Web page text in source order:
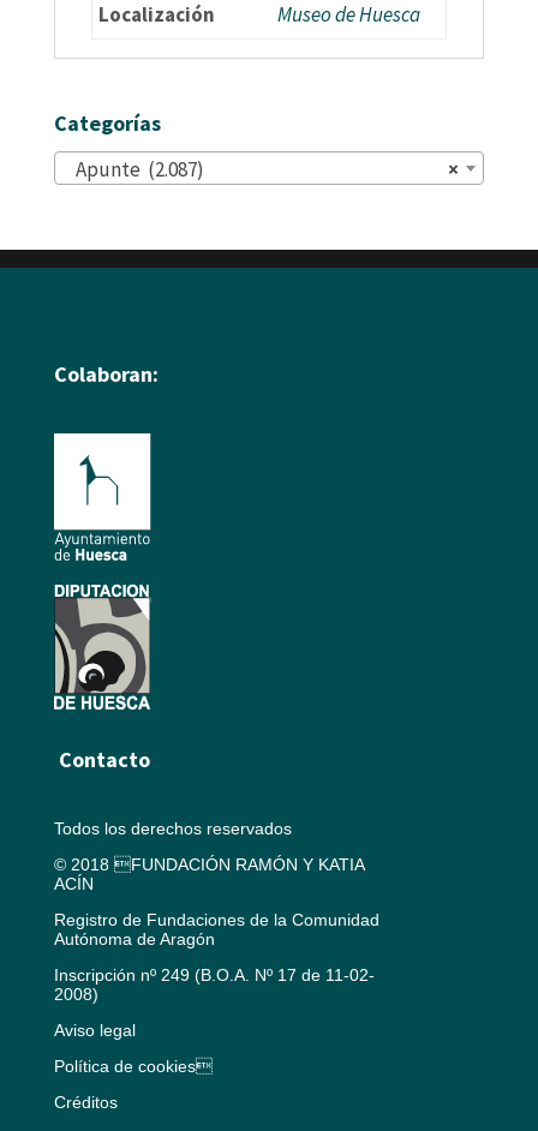
Localización
Museo de Huesca
Categorías
×
Apunte (2.087)
Colaboran:
Contacto
Todos los derechos reservados
© 2018 FUNDACIÓN RAMÓN Y KATIA
ACÍN
Registro de Fundaciones de la Comunidad
Autónoma de Aragón
Inscripción nº 249 (B.O.A. Nº 17 de 11-02-
2008)
Aviso legal
Política de cookies
Créditos